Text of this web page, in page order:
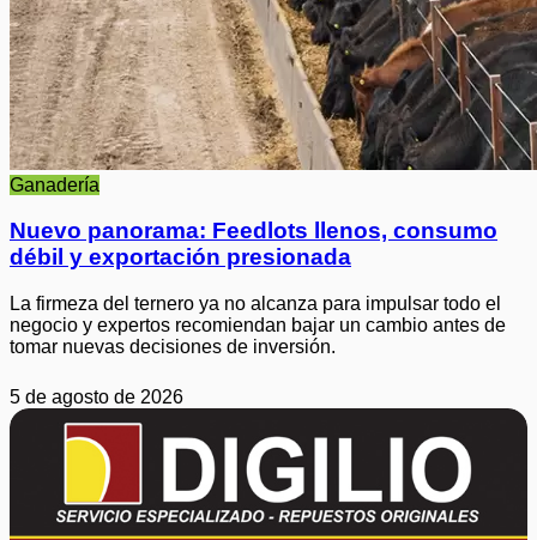
Ganadería
Nuevo panorama: Feedlots llenos, consumo
débil y exportación presionada
La firmeza del ternero ya no alcanza para impulsar todo el
negocio y expertos recomiendan bajar un cambio antes de
tomar nuevas decisiones de inversión.
5 de agosto de 2026